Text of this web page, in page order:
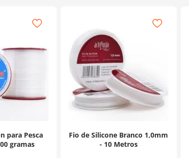
para Pesca
gramas
Fio de Silicone Branco 1,0mm
- 10 Metros